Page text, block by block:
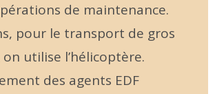
de maintenance.
pour le transport de gros
utilise l’hélicoptère.
des agents EDF